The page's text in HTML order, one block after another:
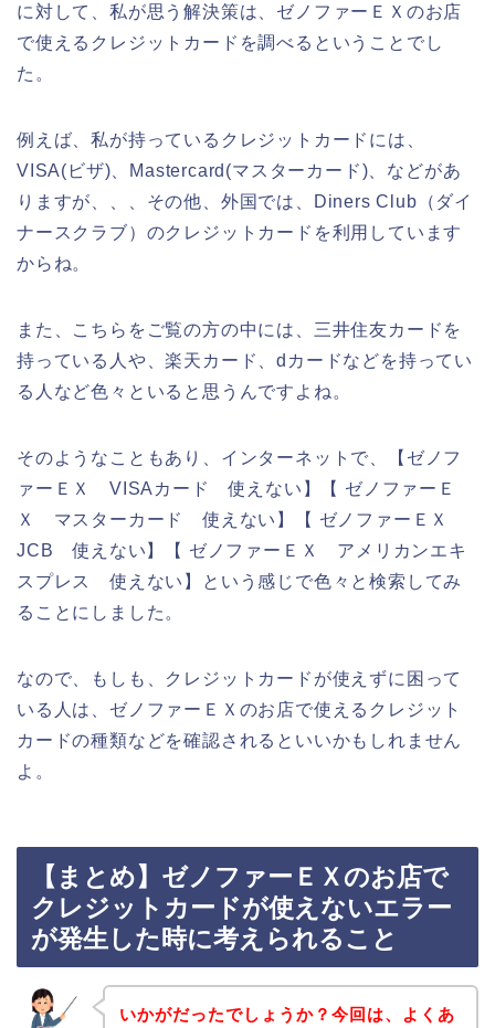
に対して、私が思う解決策は、ゼノファーＥＸのお店
で使えるクレジットカードを調べるということでし
た。
例えば、私が持っているクレジットカードには、
VISA(ビザ)、Mastercard(マスターカード)、などがあ
りますが、、、その他、外国では、Diners Club（ダイ
ナースクラブ）のクレジットカードを利用しています
からね。
また、こちらをご覧の方の中には、三井住友カードを
持っている人や、楽天カード、dカードなどを持ってい
る人など色々といると思うんですよね。
そのようなこともあり、インターネットで、【ゼノフ
ァーＥＸ VISAカード 使えない】【 ゼノファーＥ
Ｘ マスターカード 使えない】【 ゼノファーＥＸ
JCB 使えない】【 ゼノファーＥＸ アメリカンエキ
スプレス 使えない】という感じで色々と検索してみ
ることにしました。
なので、もしも、クレジットカードが使えずに困って
いる人は、ゼノファーＥＸのお店で使えるクレジット
カードの種類などを確認されるといいかもしれません
よ。
【まとめ】ゼノファーＥＸのお店で
クレジットカードが使えないエラー
が発生した時に考えられること
いかがだったでしょうか？今回は、よくあ